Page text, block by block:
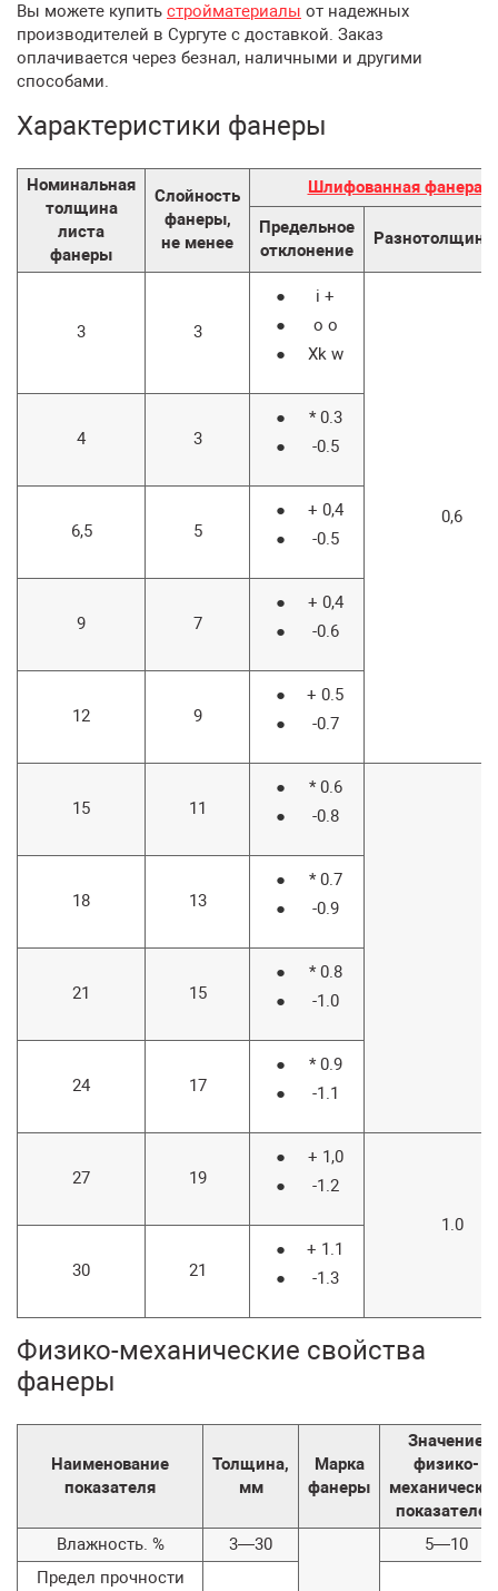
Вы можете купить стройматериалы от надежных
производителей в Сургуте с доставкой. Заказ
оплачивается через безнал, наличными и другими
способами.
Характеристики фанеры
Номинальная
толщина
листа
фанеры
Слойность
фанеры,
не менее
Шлифованная фанера
Предельное
отклонение
3 3
i +
о о
Xk w
0,6
4 3
* 0.3
-0.5
6,5 5
+ 0,4
-0.5
9 7
+ 0,4
-0.6
12 9
+ 0.5
-0.7
15 11
* 0.6
-0.8
18 13
* 0.7
-0.9
21 15
* 0.8
-1.0
24 17
* 0.9
-1.1
27 19
+ 1,0
-1.2
1.0
30 21
+ 1.1
-1.3
Физико-механические свойства
фанеры
Наименование
показателя
Толщина,
мм
Марка
фанеры
Значение
физико-
показателей
Влажность. %
3—30
5—10
Предел прочности